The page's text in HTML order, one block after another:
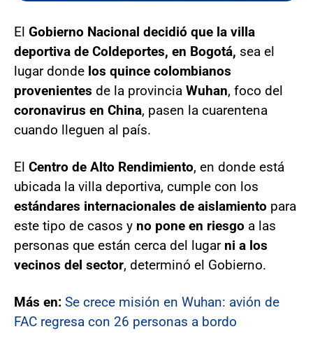
El Gobierno Nacional decidió que la villa
deportiva de Coldeportes, en Bogotá, sea el
lugar donde los quince colombianos
provenientes de la provincia Wuhan, foco del
coronavirus en China, pasen la cuarentena
cuando lleguen al país.
El Centro de Alto Rendimiento, en donde está
ubicada la villa deportiva, cumple con los
estándares internacionales de aislamiento para
este tipo de casos y no pone en riesgo a las
personas que están cerca del lugar ni a los
vecinos del sector, determinó el Gobierno.
Más en: Se crece misión en Wuhan: avión de
FAC regresa con 26 personas a bordo